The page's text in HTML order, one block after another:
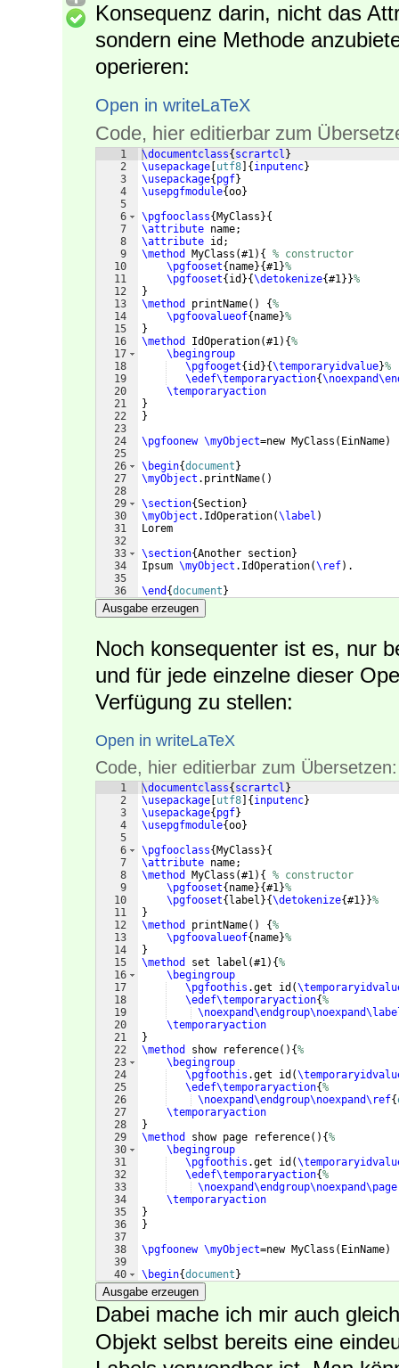
Konsequenz darin, nicht das
sondern eine Methode
operieren:
Open in writeLaTeX
Code, hier editierbar zum
1
2
3
4
5
6
7
8
9
10
11
12
13
14
15
16
17
18
19
20
21
22
23
24
25
26
27
28
29
30
31
32
33
34
35
36
\documentclass{ scrartcl }
\usepackage utf8 { inputenc}
\usepackage{ pgf}
\usepgfmodule{oo}
\pgfooclass{ MyClass }{
\attribute name;
\attribute id;
\method
MyClass (#1) {
% constructor
\pgfooset{ name}{#1}%
\pgfooset{ id }{\detokenize{#1}}%
}
\method
printName( ) {%
\pgfoovalueof{ name}%
}
\method
IdOperation(#1) {%
\begingroup
\pgfooget{ id }{\temporaryidvalue}%
\edef\temporaryaction{
\temporaryaction
}
}
\pgfoonew \myObject=new MyClass ( EinName)
\begin{document }
\myObject .printName( )
\section{Section}
\myObject .IdOperation(\label )
Lorem
\section{Another section}
Ipsum \myObject .IdOperation(\ref) .
\end {document }
Ausgabe erzeugen
Noch konsequenter ist es, nur
und für jede einzelne dieser
Verfügung zu stellen:
Open in writeLaTeX
Code, hier editierbar zum Übersetzen:
1
2
3
4
5
6
7
8
9
10
11
12
13
14
15
16
17
18
19
20
21
22
23
24
25
26
27
28
29
30
31
32
33
34
35
36
37
38
39
40
41
\documentclass{ scrartcl }
\usepackage utf8 { inputenc}
\usepackage{ pgf}
\usepgfmodule{oo}
\pgfooclass{ MyClass }{
\attribute name;
\method
MyClass (#1) {
% constructor
\pgfooset{ name}{#1}%
\pgfooset{ label }{\detokenize{#1}}%
}
\method
printName( ) {%
\pgfoovalueof{ name}%
}
\method
set label (#1) {%
\begingroup
\pgfoothis .get id (
\edef\temporaryaction{%
\noexpand\endgroup\noexpand
\temporaryaction
}
\method
show reference( ) {%
\begingroup
\pgfoothis .get id (
\edef\temporaryaction{%
\noexpand\endgroup\noexpand\ref{
\temporaryaction
}
\method
show page reference( ) {%
\begingroup
\pgfoothis .get id (
\edef\temporaryaction{%
\temporaryaction
}
}
\pgfoonew \myObject=new MyClass ( EinName)
\begin{document }
\myObject.printName
Ausgabe erzeugen
Dabei mache ich mir auch
Objekt selbst bereits eine